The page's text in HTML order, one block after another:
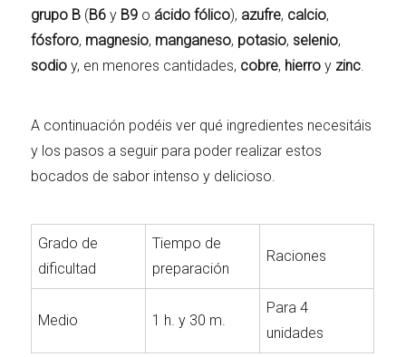
grupo B (B6 y B9 o ácido fólico), azufre, calcio,
fósforo, magnesio, manganeso, potasio, selenio,
sodio y, en menores cantidades, cobre, hierro y zinc.
A continuación podéis ver qué ingredientes necesitáis
y los pasos a seguir para poder realizar estos
bocados de sabor intenso y delicioso.
Grado de
dificultad
Tiempo de
preparación
Raciones
Medio 1 h. y 30 m.
Para 4
unidades